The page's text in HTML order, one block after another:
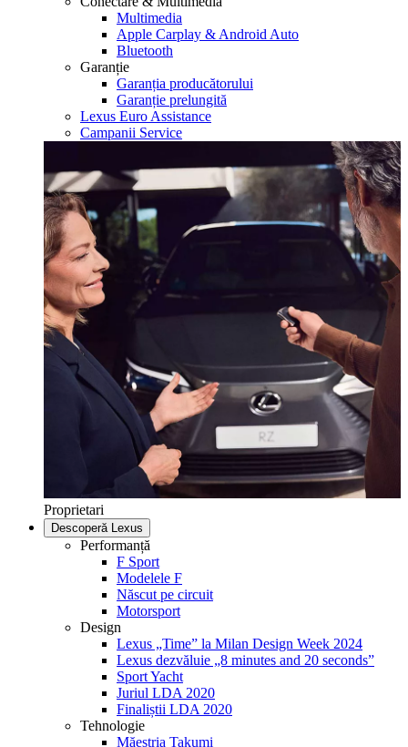
Multimedia
Apple Carplay & Android Auto
Bluetooth
Garanție
Garanția producătorului
Garanție prelungită
Lexus Euro Assistance
Campanii Service
Proprietari
Descoperă Lexus
Performanță
F Sport
Modelele F
Născut pe circuit
Motorsport
Design
Lexus „Time” la Milan Design Week 2024
Lexus dezvăluie „8 minutes and 20 seconds”
Sport Yacht
Juriul LDA 2020
Finaliștii LDA 2020
Tehnologie
Măestria Takumi